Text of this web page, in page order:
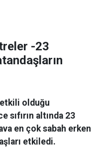
-23
olduğu
sıfırın altında 23
en çok sabah erken
etkiledi.